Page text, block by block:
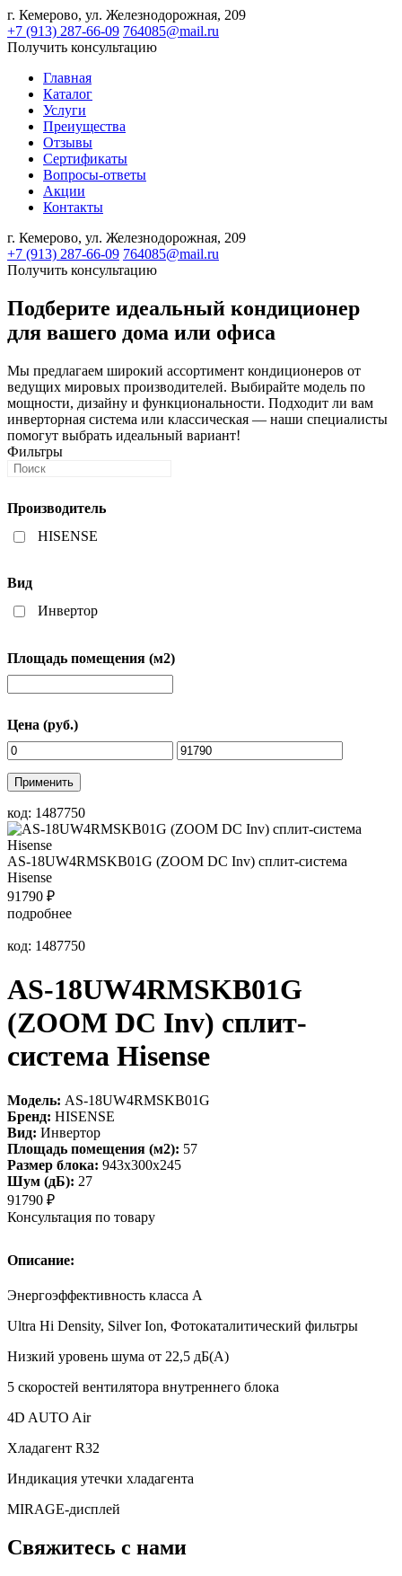
г. Кемерово, ул. Железнодорожная, 209
+7 (913) 287-66-09 764085@mail.ru
Получить консультацию
Главная
Каталог
Услуги
Преиущества
Отзывы
Сертификаты
Вопросы-ответы
Акции
Контакты
г. Кемерово, ул. Железнодорожная, 209
+7 (913) 287-66-09 764085@mail.ru
Получить консультацию
Подберите идеальный кондиционер
для вашего дома или офиса
Мы предлагаем широкий ассортимент кондиционеров от
ведущих мировых производителей. Выбирайте модель по
мощности, дизайну и функциональности. Подходит ли вам
инверторная система или классическая — наши специалисты
помогут выбрать идеальный вариант!
Фильтры
Производитель
HISENSE
Вид
Инвертор
Площадь помещения (м2)
Цена (руб.)
Применить
код: 1487750
AS-18UW4RMSKB01G (ZOOM DC Inv) сплит-система
Hisense
91790 ₽
подробнее
код: 1487750
AS-18UW4RMSKB01G
(ZOOM DC Inv) сплит-
система Hisense
Модель: AS-18UW4RMSKB01G
Бренд: HISENSE
Вид: Инвертор
Площадь помещения (м2): 57
Размер блока: 943х300х245
Шум (дБ): 27
91790 ₽
Консультация по товару
Описание:
Энергоэффективность класса А
Ultra Hi Density, Silver Ion, Фотокаталитический фильтры
Низкий уровень шума от 22,5 дБ(А)
5 скоростей вентилятора внутреннего блока
4D AUTO Air
Хладагент R32
Индикация утечки хладагента
MIRAGE-дисплей
Свяжитесь с нами